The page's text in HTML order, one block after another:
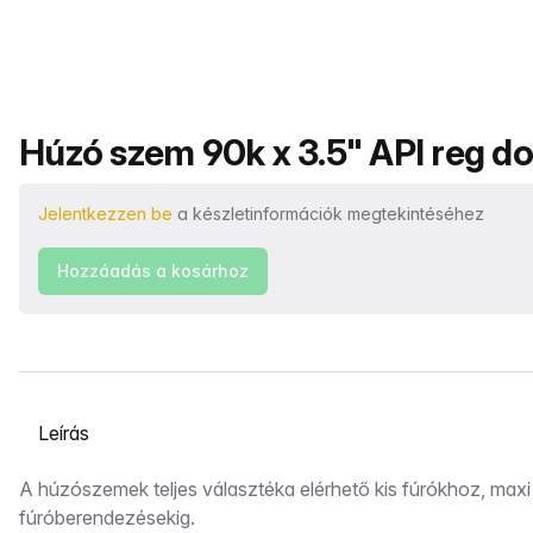
Termék neve
Húzó szem 90k x 3.5" API reg
Jelentkezzen be a készletinformációk megtekintéséhez
Hozzáadás a kosárhoz
Válasszon ki egy lapot
Leírás
A húzószemek teljes választéka elérhető kis fúrókhoz, maxi
fúróberendezésekig.